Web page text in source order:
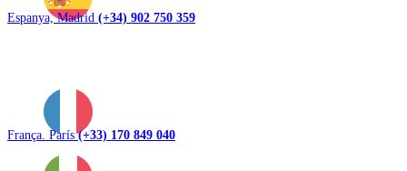
Espanya, Madrid (+34) 902 750 359
França. París(+33) 170 849 040